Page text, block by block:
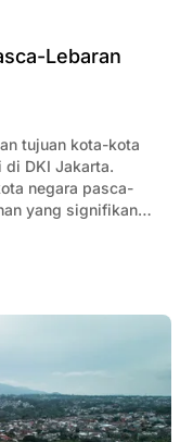
Lebaran
tujuan kota-kota
di DKI Jakarta.
negara pasca-
yang signifikan